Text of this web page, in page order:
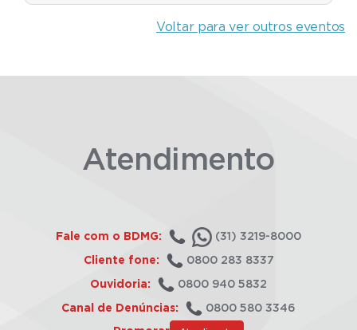
Voltar para ver outros eventos
Atendimento
Fale com o BDMG: (31) 3219-8000
Cliente fone: 0800 283 8337
Ouvidoria: 0800 940 5832
Canal de Denúncias: 0800 580 3346